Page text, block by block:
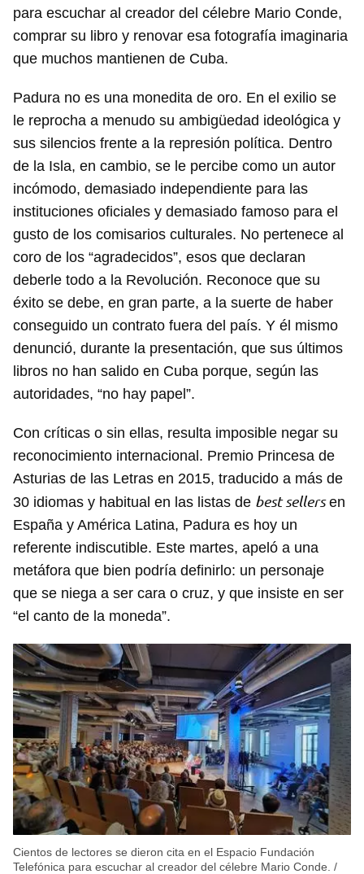
para escuchar al creador del célebre Mario Conde,
comprar su libro y renovar esa fotografía imaginaria
que muchos mantienen de Cuba.
Padura no es una monedita de oro. En el exilio se
le reprocha a menudo su ambigüedad ideológica y
sus silencios frente a la represión política. Dentro
de la Isla, en cambio, se le percibe como un autor
incómodo, demasiado independiente para las
instituciones oficiales y demasiado famoso para el
gusto de los comisarios culturales. No pertenece al
coro de los “agradecidos”, esos que declaran
deberle todo a la Revolución. Reconoce que su
éxito se debe, en gran parte, a la suerte de haber
conseguido un contrato fuera del país. Y él mismo
denunció, durante la presentación, que sus últimos
libros no han salido en Cuba porque, según las
autoridades, “no hay papel”.
Con críticas o sin ellas, resulta imposible negar su
reconocimiento internacional. Premio Princesa de
Asturias de las Letras en 2015, traducido a más de
30 idiomas y habitual en las listas de best sellersen
España y América Latina, Padura es hoy un
referente indiscutible. Este martes, apeló a una
metáfora que bien podría definirlo: un personaje
que se niega a ser cara o cruz, y que insiste en ser
“el canto de la moneda”.
Cientos de lectores se dieron cita en el Espacio Fundación
Telefónica para escuchar al creador del célebre Mario Conde. /